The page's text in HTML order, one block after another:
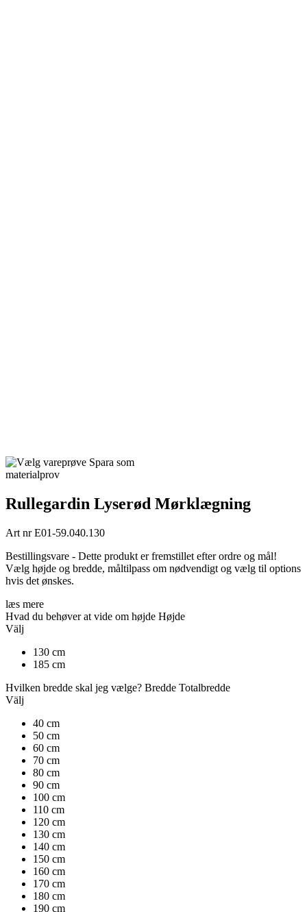
Spara som
materialprov
Rullegardin Lyserød Mørklægning
Art nrE01-59.040.130
Bestillingsvare - Dette produkt er fremstillet efter ordre og mål!
Vælg højde og bredde, måltilpass om nødvendigt og vælg til options
hvis det ønskes.
læs mere
Hvad du behøver at vide om højde Højde
Välj
130 cm
185 cm
Hvilken bredde skal jeg vælge? Bredde Totalbredde
Välj
40 cm
50 cm
60 cm
70 cm
80 cm
90 cm
100 cm
110 cm
120 cm
130 cm
140 cm
150 cm
160 cm
170 cm
180 cm
190 cm